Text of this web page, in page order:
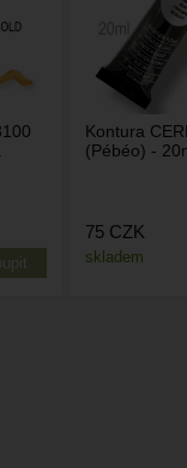
Kontura
(Pébéo) -
skladem
75 CZK